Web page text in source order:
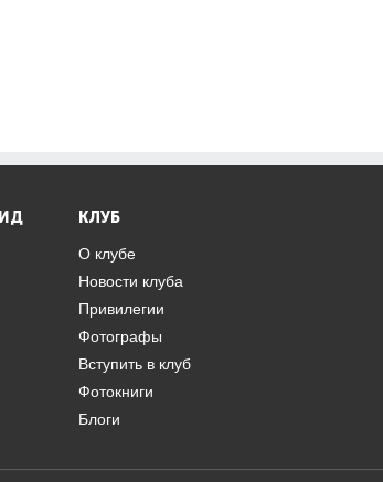
КЛУБ
О клубе
Новости клуба
Привилегии
Фотографы
Вступить в клуб
Фотокниги
Блоги